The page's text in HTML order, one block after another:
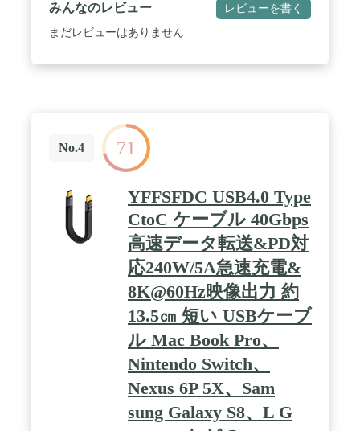
みんなのレビュー レビューを書く
まだレビューはありません
No.4 71
YFFSFDC USB4.0 Type
CtoC ケーブル 40Gbps
高速データ転送&PD対
応240W/5A急速充電&
8K@60Hz映像出力 約
13.5㎝ 短い USBケーブ
ル Mac Book Pro、
Nintendo Switch、
Nexus 6P 5X、Sam
sung Galaxy S8、L G